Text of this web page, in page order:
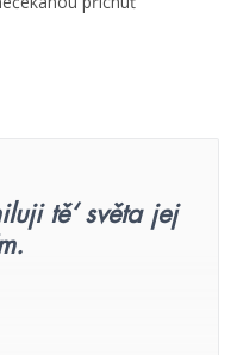
tě‘ světa jej